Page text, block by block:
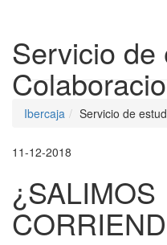
Servicio de
Ibercaja Servicio de
11-12-2018
¿SALIMOS